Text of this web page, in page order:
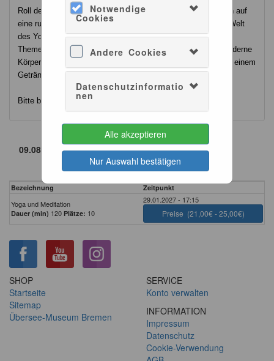
Notwendige
Cookies
Andere Cookies
Datenschutzinformatio
nen
Alle akzeptieren
Nur Auswahl bestätigen
Roll deine Yogamatte im abendlichen Museum aus, lass dich auf
eine ruhige, meditative Yogapraxis ein und tauche ab in die Welt
des Yoga. Jede Yoga-Session hat einen besonderen
Themenschwerpunkt. Hierbei erkundest du alte und ganz moderne
Körper- und Atemübungen. Im Anschluss kannst du alles bei einem
Getränk auf dich wirken lassen.
Bitte bringen Sie eine eigene Yogamatte mit!
Bezeichnung Zeitpunkt
Yoga und Meditation
Dauer (min) 120 Plätze: 10
29.01.2027 - 17:15
Preise (21,00€ - 25,00€)
SHOP
Startseite
Sitemap
Übersee-Museum Bremen
SERVICE
Konto verwalten
INFORMATION
Impressum
Datenschutz
Cookie-Verwendung